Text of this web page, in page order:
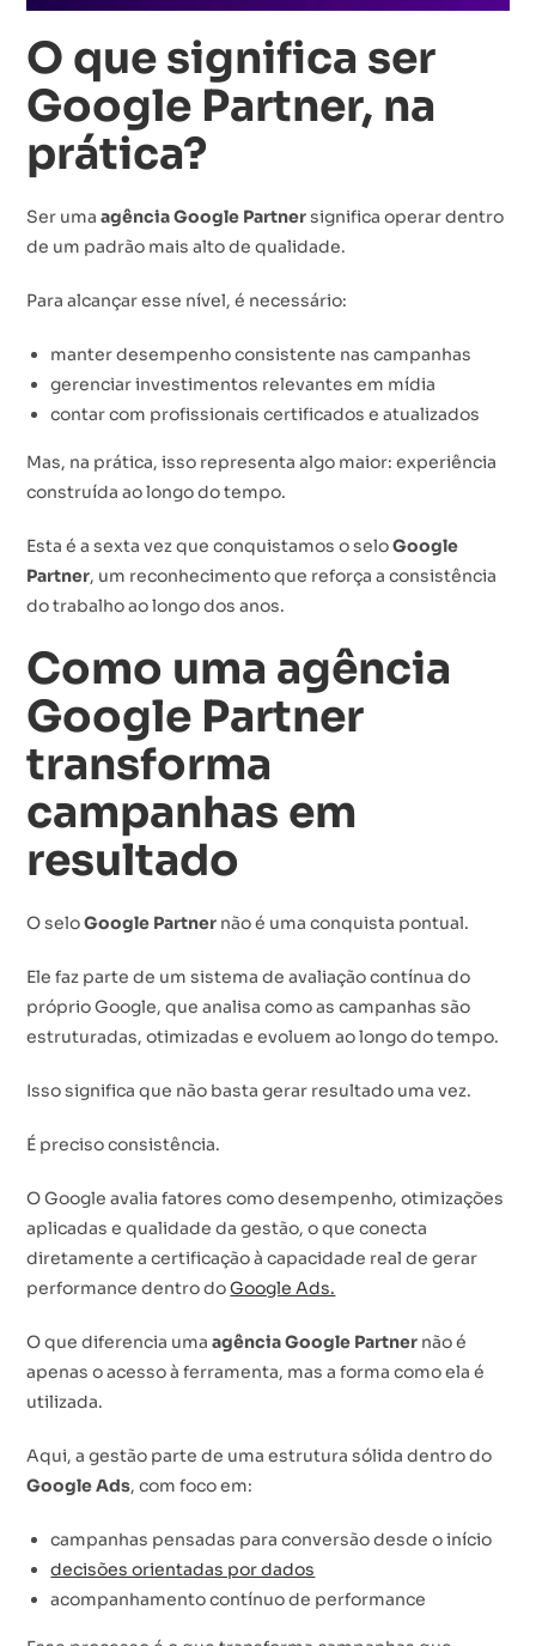
O que significa ser
Google Partner, na
prática?
Ser umaagência Google Partnersignifica operar dentro
de um padrão mais alto de qualidade.
Para alcançar esse nível, é necessário:
manter desempenho consistente nas campanhas
gerenciar investimentos relevantes em mídia
contar com profissionais certificados e atualizados
Mas, na prática, isso representa algo maior: experiência
construída ao longo do tempo.
Esta é a sexta vez que conquistamos o seloGoogle
Partner, um reconhecimento que reforça a consistência
do trabalho ao longo dos anos.
Como uma agência
Google Partner
transforma
campanhas em
resultado
O seloGoogle Partner não é uma conquista pontual.
Ele faz parte de um sistema de avaliação contínua do
próprio Google, que analisa como as campanhas são
estruturadas, otimizadas e evoluem ao longo do tempo.
Isso significa que não basta gerar resultado uma vez.
É preciso consistência.
O Google avalia fatores como desempenho, otimizações
aplicadas e qualidade da gestão, o que conecta
diretamente a certificação à capacidade real de gerar
performance dentro doGoogle Ads.
O que diferencia umaagência Google Partner não é
apenas o acesso à ferramenta, mas a forma como ela é
utilizada.
Aqui, a gestão parte de uma estrutura sólida dentro do
Google Ads, com foco em:
campanhas pensadas para conversão desde o início
decisões orientadas por dados
acompanhamento contínuo de performance